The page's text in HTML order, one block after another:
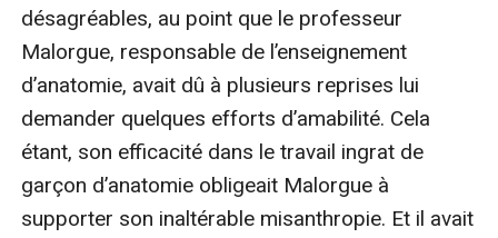
désagréables, au point que le professeur
Malorgue, responsable de l’enseignement
d’anatomie, avait dû à plusieurs reprises lui
demander quelques efforts d’amabilité. Cela
étant, son efficacité dans le travail ingrat de
garçon d’anatomie obligeait Malorgue à
supporter son inaltérable misanthropie. Et il avait